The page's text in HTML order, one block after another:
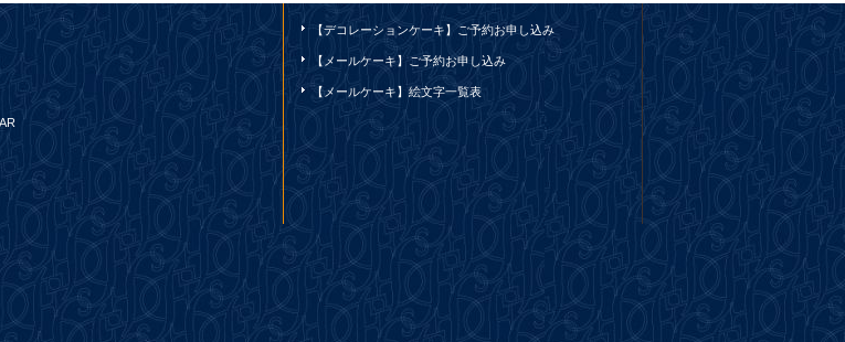
【デコレーションケーキ】ご予約お申し込み
【メールケーキ】ご予約お申し込み
【メールケーキ】絵文字一覧表